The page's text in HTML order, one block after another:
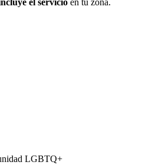
el servicio en tu zona.
LGBTQ+